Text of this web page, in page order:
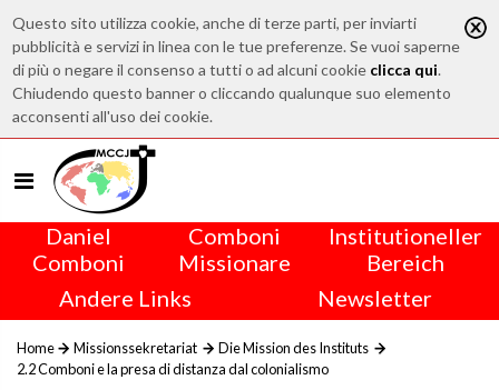
Questo sito utilizza cookie, anche di terze parti, per inviarti
pubblicità e servizi in linea con le tue preferenze. Se vuoi saperne
di più o negare il consenso a tutti o ad alcuni cookie clicca qui.
Chiudendo questo banner o cliccando qualunque suo elemento
acconsenti all'uso dei cookie.
Daniel
Comboni
Comboni
Missionare
Institutioneller
Bereich
Andere Links
Newsletter
Home Missionssekretariat
Die Mission des Instituts
2.2 Comboni e la presa di distanza dal colonialismo